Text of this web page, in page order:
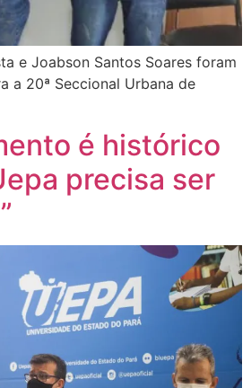
e Joabson Santos Soares foram
a 20ª Seccional Urbana de
é histórico
precisa ser